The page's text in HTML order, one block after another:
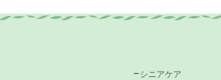
シニアケア